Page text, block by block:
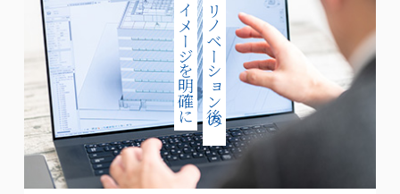
リノベーション後の
イメージを明確に